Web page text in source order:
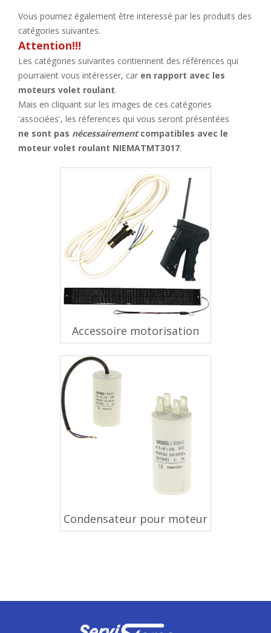
Vous pourriez également être interessé par les produits des
catégories suivantes.
Attention!!!
Les catégories suivantes contiennent des références qui
pourraient vous intéresser, car en rapport avec les
moteurs volet roulant.
Mais en cliquant sur les images de ces catégories
'associées', les réferences qui vous seront présentées
ne sont pas nécessairementcompatibles avec le
moteur volet roulant NIEMATMT3017.
Accessoire motorisation
Condensateur pour moteur